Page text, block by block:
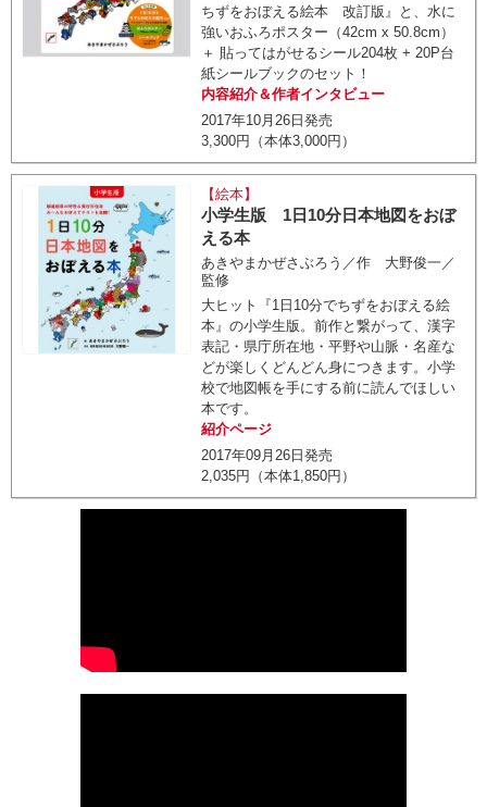
ちずをおぼえる絵本 改訂版』と、水に
強いおふろポスター（42cm x 50.8cm）
＋ 貼ってはがせるシール204枚 + 20P台
紙シールブックのセット！
内容紹介＆作者インタビュー
2017年10月26日発売
3,300円（本体3,000円）
【絵本】
小学生版 1日10分日本地図をおぼ
える本
あきやまかぜさぶろう／作 大野俊一／
監修
大ヒット『1日10分でちずをおぼえる絵
本』の小学生版。前作と繋がって、漢字
表記・県庁所在地・平野や山脈・名産な
どが楽しくどんどん身につきます。小学
校で地図帳を手にする前に読んでほしい
本です。
紹介ページ
2017年09月26日発売
2,035円（本体1,850円）